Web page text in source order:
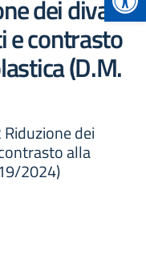
dei divari
e contrasto
(D.M.
dei
alla
2024)